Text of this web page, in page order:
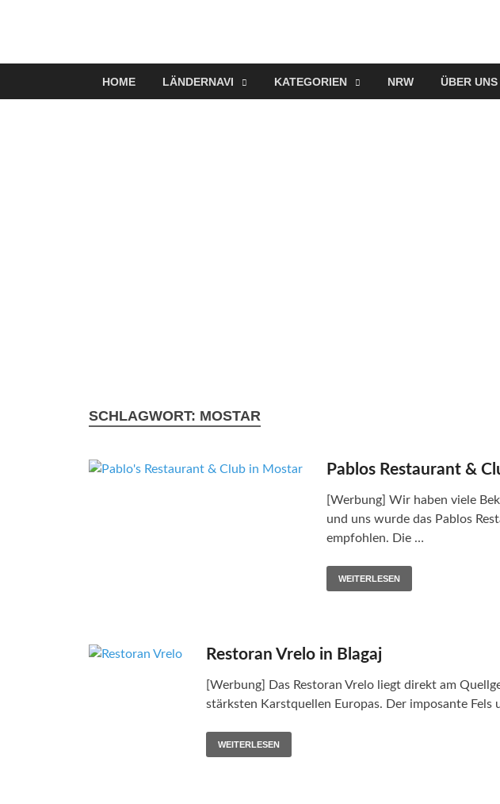
VerTRAVELt
HOME LÄNDERNAVI KATEGORIEN NRW ÜBER UNS
SCHLAGWORT: MOSTAR
Pablos Restaurant &
[Werbung] Wir haben viele
und uns wurde das Pablos
empfohlen. Die …
WEITERLESEN
Restoran Vrelo in Blagaj
[Werbung] Das Restoran Vrelo liegt direkt am
stärksten Karstquellen Europas. Der imposante Fels
WEITERLESEN